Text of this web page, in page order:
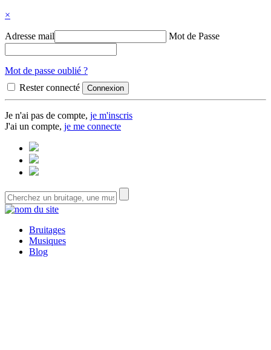
×
Adresse mail Mot de Passe
Mot de passe oublié ?
Rester connecté
Je n'ai pas de compte, je m'inscris
J'ai un compte, je me connecte
Bruitages
Musiques
Blog